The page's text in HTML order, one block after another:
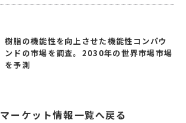
樹脂の機能性を向上させた機能性コンパウ
ンドの市場を調査。2030年の世界市場市場
を予測
マーケット情報一覧へ戻る